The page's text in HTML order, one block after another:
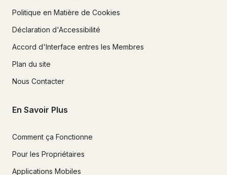
Politique en Matière de Cookies
Déclaration d'Accessibilité
Accord d'Interface entres les Membres
Plan du site
Nous Contacter
En Savoir Plus
Comment ça Fonctionne
Pour les Propriétaires
Applications Mobiles